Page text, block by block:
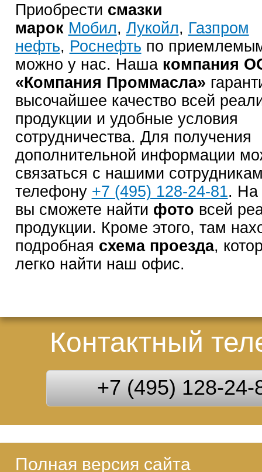
Приобрести смазки
марок Мобил, Лукойл, Газпром
нефть, Роснефть по
можно у нас. Наша компания
«Компания Проммасла»
высочайшее качество всей
продукции и удобные условия
сотрудничества. Для получения
дополнительной информации
связаться с нашими
телефону +7 (495) 128-24-81. На
вы сможете найти фото всей
продукции. Кроме этого, там
подробная схема проезда,
легко найти наш офис.
Контактный
+7 (495) 128-24-
Полная версия сайта